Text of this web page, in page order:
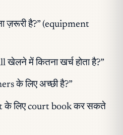
ज़रूरी है?” (equipment
में कितना खर्च होता है?”
के लिए अच्छी है?”
के लिए court book कर सकते